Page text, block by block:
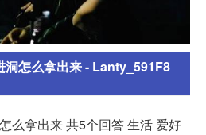
洞怎么拿出来 - Lanty_591F8
么拿出来 共5个回答 生活 爱好